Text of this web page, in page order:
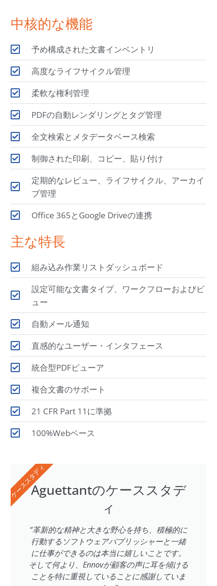
中核的な機能
予め構成された文書インベントリ
高度なライフサイクル管理
柔軟な権利管理
PDFの自動レンダリングとタグ管理
全文検索とメタデータベース検索
制御された印刷、コピー、貼り付け
定期的なレビュー、ライフサイクル、アーカイ
ブ管理
Office 365とGoogle Driveの連携
主な特長​
組み込み作業リストダッシュボード
設定可能な文書タイプ、ワークフローおよびビ
ュー
自動メール通知
直感的なユーザー・インタフェース
統合型PDFビューア
複合文書のサポート
21 CFR Part 11に準拠
100%Webベース
Aguettantのケーススタデ
ィ
“革新的な精神と大きな野心を持ち、積極的に
行動するソフトウェアパブリッシャーと一緒
に仕事ができるのは本当に嬉しいことです。
そして何より、Ennovが顧客の声に耳を傾ける
ことを特に重視していることに感謝していま
ケーススタディ